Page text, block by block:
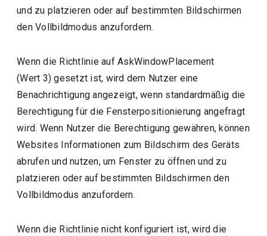
und zu platzieren oder auf bestimmten Bildschirmen
den Vollbildmodus anzufordern.
Wenn die Richtlinie auf AskWindowPlacement
(Wert 3) gesetzt ist, wird dem Nutzer eine
Benachrichtigung angezeigt, wenn standardmäßig die
Berechtigung für die Fensterpositionierung angefragt
wird. Wenn Nutzer die Berechtigung gewähren, können
Websites Informationen zum Bildschirm des Geräts
abrufen und nutzen, um Fenster zu öffnen und zu
platzieren oder auf bestimmten Bildschirmen den
Vollbildmodus anzufordern.
Wenn die Richtlinie nicht konfiguriert ist, wird die